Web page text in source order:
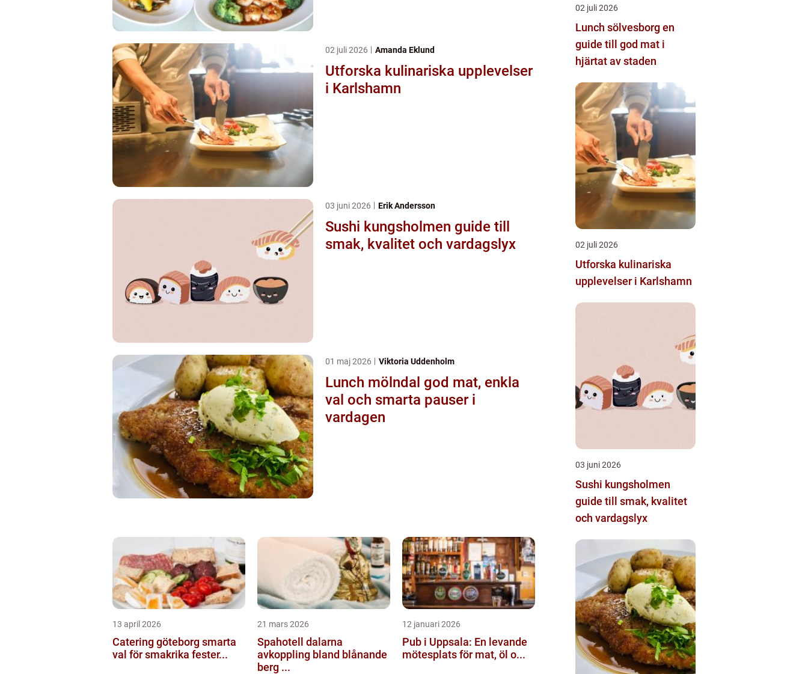
02 juli 2026 Amanda Eklund
Utforska kulinariska upplevelser
i Karlshamn
03 juni 2026 Erik Andersson
Sushi kungsholmen guide till
smak, kvalitet och vardagslyx
01 maj 2026 Viktoria Uddenholm
Lunch mölndal god mat, enkla
val och smarta pauser i
vardagen
13 april 2026
Catering göteborg smarta
val för smakrika fester...
21 mars 2026
Spahotell dalarna
avkoppling bland blånande
berg ...
12 januari 2026
Pub i Uppsala: En levande
mötesplats för mat, öl o...
02 juli 2026
Lunch sölvesborg en
guide till god mat i
hjärtat av staden
02 juli 2026
Utforska kulinariska
upplevelser i Karlshamn
03 juni 2026
Sushi kungsholmen
guide till smak, kvalitet
och vardagslyx